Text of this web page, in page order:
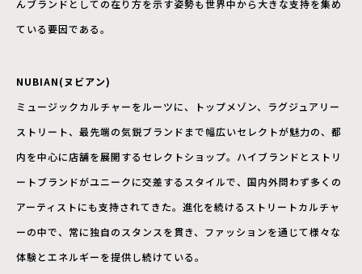
んブランドとしての在り方を示す姿勢も世界中から大きな支持を集め
ている要因である。
NUBIAN(ヌビアン)
ミュージックカルチャーをルーツに、トップメゾン、ラグジュアリー
ストリート、最先端の気鋭ブランドまで幅広いセレクトが魅力の、都
内を中心に店舗を展開するセレクトショップ。ハイブランドとストリ
ートブランドがユニークに交差するスタイルで、国内外問わず多くの
アーティストにも支持されてきた。進化を続けるストリートカルチャ
ーの中で、常に独自のスタンスを貫き、ファッションを通じて様々な
体験とエネルギーを提供し続けている。